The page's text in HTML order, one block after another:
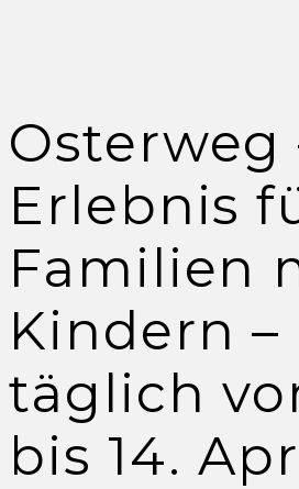
Osterweg
Erlebnis
Familien
Kindern –
täglich
bis 14.